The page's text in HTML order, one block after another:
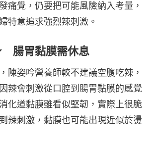
痛覺，仍要把可能風險納入考量，
特意追求強烈辣刺激。
腸胃黏膜需休息
陳姿吟營養師較不建議空腹吃辣，
辣會刺激從口腔到腸胃黏膜的感覺
化道黏膜雖看似堅韌，實際上很脆
辣刺激，黏膜也可能出現近似於燙